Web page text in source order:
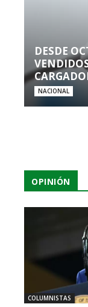
DESDE
NACIONAL
OPINIÓN
COLUMNISTAS